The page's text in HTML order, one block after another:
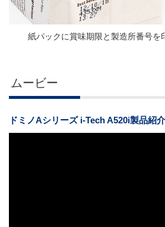
紙パックに賞味期限と製造所番号を
ムービー
ドミノAシリーズ i-Tech A520i製品紹介